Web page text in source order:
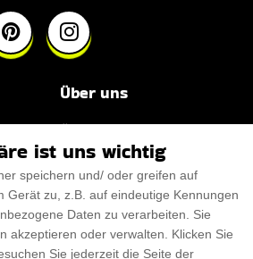
Über uns
Rabattcode
Trendiger Rabattcode
ist uns wichtig
speichern und/ oder greifen auf
Gerät zu, z.B. auf eindeutige Kennungen
Daten zu verarbeiten. Sie
akzeptieren oder verwalten. Klicken Sie
Sie jederzeit die Seite der